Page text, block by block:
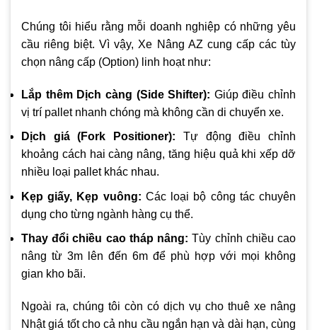
Chúng tôi hiểu rằng mỗi doanh nghiệp có những yêu
cầu riêng biệt. Vì vậy, Xe Nâng AZ cung cấp các tùy
chọn nâng cấp (Option) linh hoạt như:
Lắp thêm Dịch càng (Side Shifter): Giúp điều chỉnh
vị trí pallet nhanh chóng mà không cần di chuyển xe.
Dịch giá (Fork Positioner): Tự động điều chỉnh
khoảng cách hai càng nâng, tăng hiệu quả khi xếp dỡ
nhiều loại pallet khác nhau.
Kẹp giấy, Kẹp vuông: Các loại bộ công tác chuyên
dụng cho từng ngành hàng cụ thể.
Thay đổi chiều cao tháp nâng: Tùy chỉnh chiều cao
nâng từ 3m lên đến 6m để phù hợp với mọi không
gian kho bãi.
Ngoài ra, chúng tôi còn có dịch vụ cho thuê xe nâng
Nhật giá tốt cho cả nhu cầu ngắn hạn và dài hạn, cùng